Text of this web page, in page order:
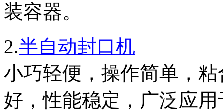
装容器。
2.半自动封口机
小巧轻便，操作简单，
好，性能稳定，广泛应